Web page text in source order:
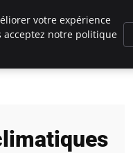
votre expérience
acceptez notre politique